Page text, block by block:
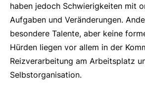
haben jedoch Schwierigkeiten mit
Aufgaben und Veränderungen.
besondere Talente, aber keine
Hürden liegen vor allem in der
Reizverarbeitung am Arbeitsplatz
Selbstorganisation.